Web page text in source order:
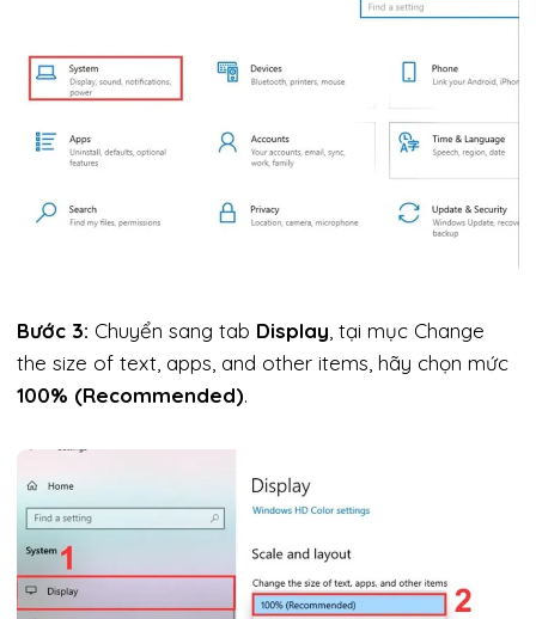
Bước 3: Chuyển sang tab Display, tại mục Change
the size of text, apps, and other items, hãy chọn mức
100% (Recommended).